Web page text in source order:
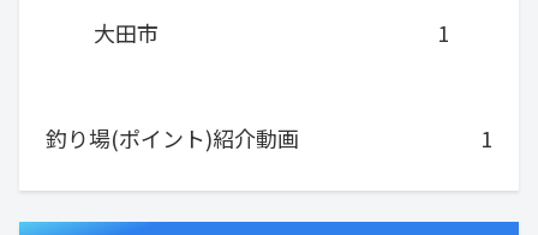
大田市
1
釣り場(ポイント)紹介動画 1